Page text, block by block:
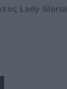
Lady Gloria